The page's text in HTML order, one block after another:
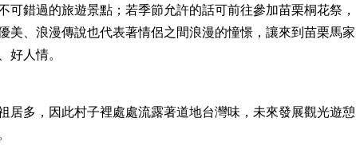
錯過的旅遊景點；若季節允許的話可前往參加苗栗桐花祭，
美、浪漫傳說也代表著情侶之間浪漫的憧憬，讓來到苗栗馬家
好人情。
居多，因此村子裡處處流露著道地台灣味，未來發展觀光遊憩